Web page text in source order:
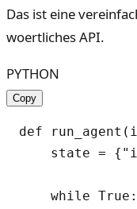
Das ist eine
woertliches API.
PYTHON
Copy
def
state =
    while True: